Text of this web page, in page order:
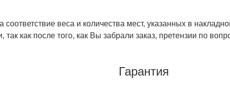
веса и количества мест, указанных в
как после того, как Вы забрали заказ, претензии по
Гарантия